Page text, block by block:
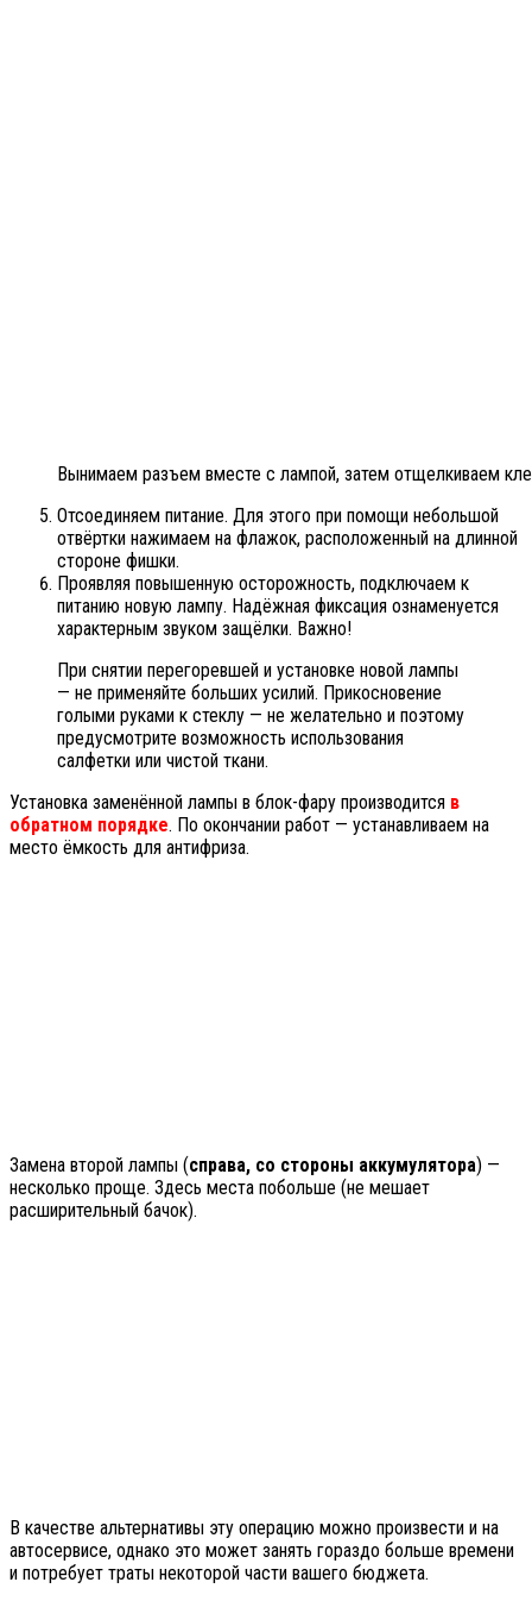
Вынимаем разъем вместе с лампой, затем отщелкиваем
Отсоединяем питание. Для этого при помощи небольшой
отвёртки нажимаем на флажок, расположенный на длинной
стороне фишки.
Проявляя повышенную осторожность, подключаем к
питанию новую лампу. Надёжная фиксация ознаменуется
характерным звуком защёлки. Важно!
При снятии перегоревшей и установке новой лампы
— не применяйте больших усилий. Прикосновение
голыми руками к стеклу — не желательно и поэтому
предусмотрите возможность использования
салфетки или чистой ткани.
Установка заменённой лампы в блок-фару производится в
обратном порядке. По окончании работ — устанавливаем на
место ёмкость для антифриза.
Замена второй лампы (справа, со стороны аккумулятора) —
несколько проще. Здесь места побольше (не мешает
расширительный бачок).
В качестве альтернативы эту операцию можно произвести и на
автосервисе, однако это может занять гораздо больше времени
и потребует траты некоторой части вашего бюджета.